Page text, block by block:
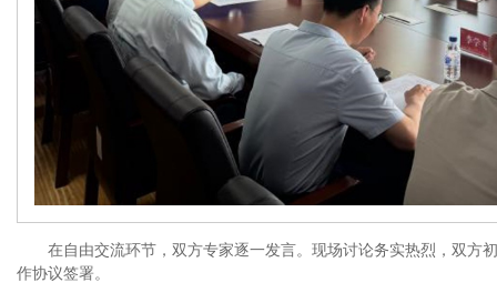
在自由交流环节，双方专家逐一发言。现场讨论务实热烈，双方
作协议签署。